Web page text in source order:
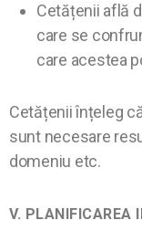
Cetățenii află
care se
care acestea
Cetățenii înțeleg
sunt necesare
domeniu etc.
V. PLANIFICAREA